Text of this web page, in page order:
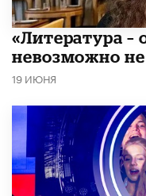
​«Литература
невозможно
19 ИЮНЯ